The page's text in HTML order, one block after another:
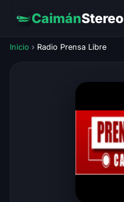
CaimánStereo
Inicio › Radio Prensa Libre